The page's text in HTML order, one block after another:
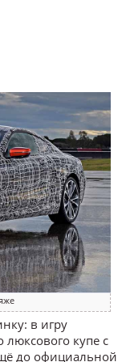
в игру
люксового купе с
до официальной